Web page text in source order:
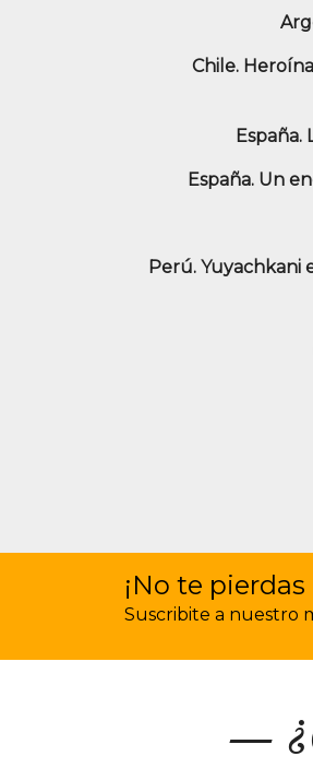
Chile.
España.
España. Un
Perú. Yuyachkani
¡No te
Suscribite a nuestro